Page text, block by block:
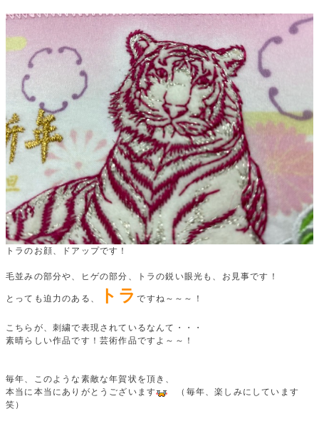
トラのお顔、ドアップです！
毛並みの部分や、ヒゲの部分、トラの鋭い眼光も、お見事です！
とっても迫力のある、 トラですね～～～！
こちらが、刺繍で表現されているなんて・・・
素晴らしい作品です！芸術作品ですよ～～！
毎年、このような素敵な年賀状を頂き、
本当に本当にありがとうございます
（毎年、楽しみにしています
笑）